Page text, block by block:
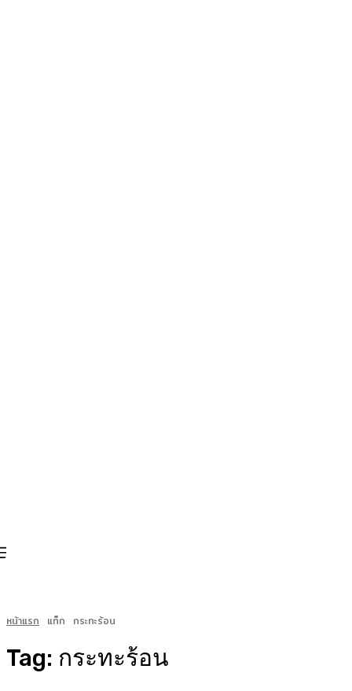
หน้าแรก แท็ก กระทะร้อน
Tag: กระทะร้อน